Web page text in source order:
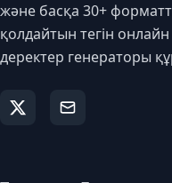
және басқа 30+
қолдайтын тегін онлайн
деректер генераторы